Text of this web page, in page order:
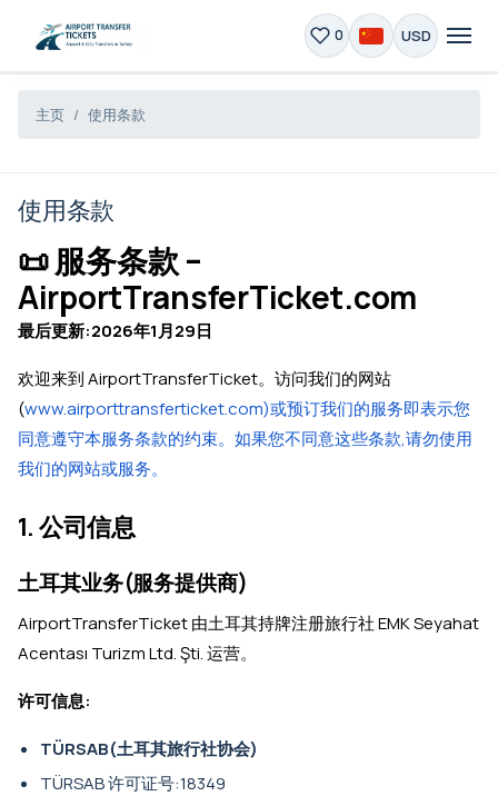
0 USD
主页 使用条款
使用条款
📜 服务条款 –
AirportTransferTicket.com
最后更新:2026年1月29日
欢迎来到 AirportTransferTicket。访问我们的网站
(www.airporttransferticket.com)或预订我们的服务即表示您
同意遵守本服务条款的约束。如果您不同意这些条款,请勿使用
我们的网站或服务。
1. 公司信息
土耳其业务(服务提供商)
AirportTransferTicket 由土耳其持牌注册旅行社 EMK Seyahat
Acentası Turizm Ltd. Şti. 运营。
许可信息:
TÜRSAB(土耳其旅行社协会)
TÜRSAB 许可证号:18349